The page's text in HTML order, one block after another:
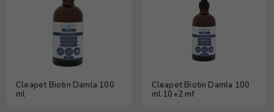
Cleapet Biotin Damla 100
ml
Cleapet Biotin Damla 100
ml 10+2 mf